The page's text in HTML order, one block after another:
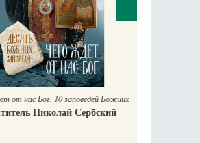
нас Бог. 10 заповедей Божиих
Николай Сербский